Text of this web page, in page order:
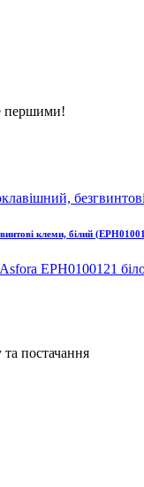
першими!
клеми, білий
EPH0100121
постачання